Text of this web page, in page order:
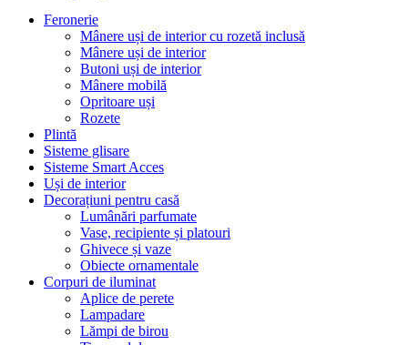
Feronerie
Mânere uși de interior cu rozetă inclusă
Mânere uși de interior
Butoni uși de interior
Mânere mobilă
Opritoare uși
Rozete
Plintă
Sisteme glisare
Sisteme Smart Acces
Uși de interior
Decorațiuni pentru casă
Lumânări parfumate
Vase, recipiente și platouri
Ghivece și vaze
Obiecte ornamentale
Corpuri de iluminat
Aplice de perete
Lampadare
Lămpi de birou